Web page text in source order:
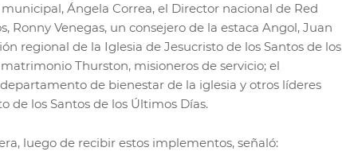
Ángela Correa, el Director nacional de Red
Ronny Venegas, un consejero de la estaca Angol, Juan
regional de la Iglesia de Jesucristo de los Santos de los
Thurston, misioneros de servicio; el
de bienestar de la iglesia y otros líderes
de los Santos de los Últimos Días.
luego de recibir estos implementos, señaló: